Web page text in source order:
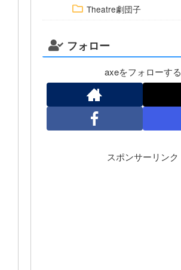
Theatre劇団子
フォロー
axeをフォローする
スポンサーリンク